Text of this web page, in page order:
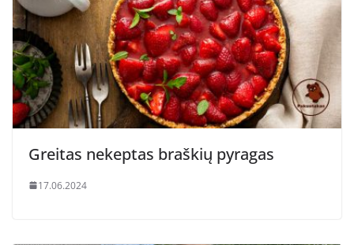
Greitas nekeptas braškių pyragas
17.06.2024